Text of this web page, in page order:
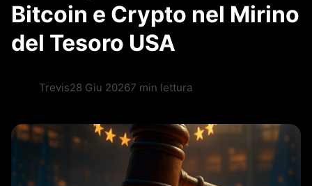
Bitcoin e Crypto nel Mirino
del Tesoro USA
Trevis28 Giu 20267 min lettura